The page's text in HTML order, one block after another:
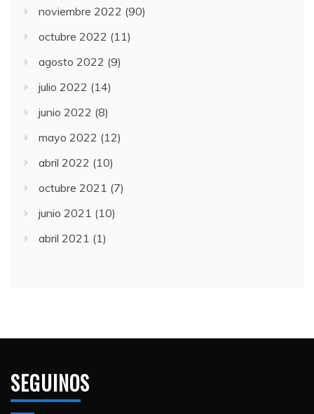
noviembre 2022 (90)
octubre 2022 (11)
agosto 2022 (9)
julio 2022 (14)
junio 2022 (8)
mayo 2022 (12)
abril 2022 (10)
octubre 2021 (7)
junio 2021 (10)
abril 2021 (1)
SEGUINOS